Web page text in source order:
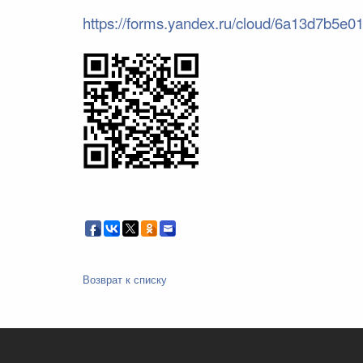
https://forms.yandex.ru/cloud/
Возврат к списку